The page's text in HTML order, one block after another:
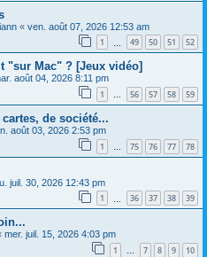
« ven. août 07, 2026 12:53 am
1 49 50 51 52
"sur Mac" ? [Jeux vidéo]
août 04, 2026 8:11 pm
1 … 56 57 58 59
de société...
août 03, 2026 2:53 pm
1 … 75 76 77 78
juil. 30, 2026 12:43 pm
1 36 37 38 39
mer. juil. 15, 2026 4:03 pm
1 … 7 8 9 10